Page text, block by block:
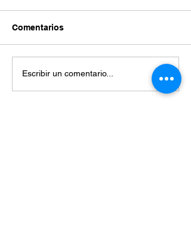
Comentarios
Escribir un comentario...